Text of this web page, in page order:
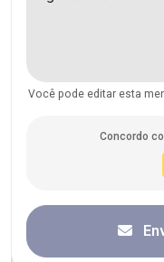
Você pode editar esta
Concordo